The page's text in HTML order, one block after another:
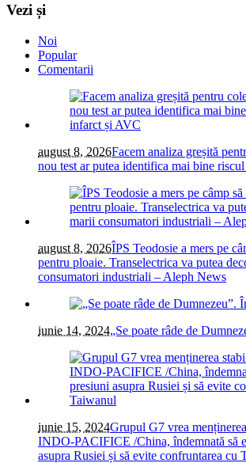
Vezi și
Noi
Popular
Comentarii
august 8, 2026Facem analiza greșită
nou test ar putea identifica mai bine
august 8, 2026ÎPS Teodosie a mers pe
pentru ploaie. Transelectrica va putea
consumatori industriali – Aleph News
iunie 14, 2024„Se poate râde de
iunie 15, 2024Grupul G7 vrea
INDO-PACIFICE /China, îndemnată să
asupra Rusiei și să evite confruntarea cu